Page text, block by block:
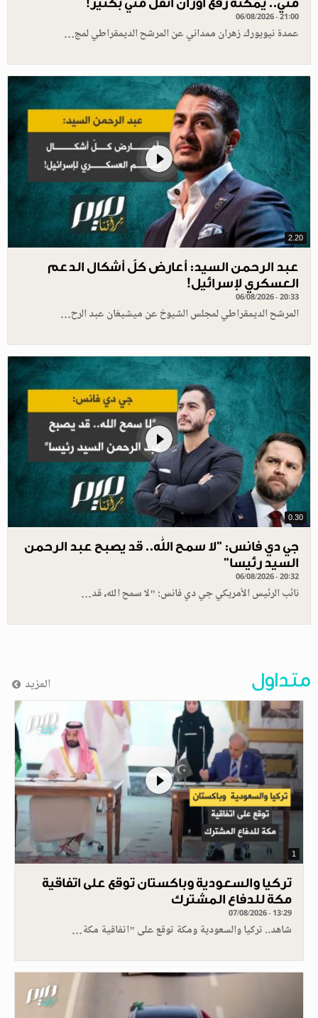
06/08/2026 - 21:00
عمدة نيويورك زهران ممداني عن المرشح الديمقراطي لمج…
2.20
عبد الرحمن السيد: أعارض كلّ أشكال الدعم
العسكري لإسرائيل!
06/08/2026 - 20:33
المرشح الديمقراطي لمجلس الشيوخ عن ميشيغان عبد الرح…
0.30
جي دي فانس: ”لا سمح الله.. قد يصبح عبد الرحمن
السيد رئيسا”
06/08/2026 - 20:32
نائب الرئيس الأمريكي جي دي فانس: "لا سمح الله، قد…
متداول المزيد
1
تركيا والسعودية وباكستان توقع على اتفاقية
مكة للدفاع المشترك
07/08/2026 - 13:29
شاهد.. تركيا والسعودية ومكة توقع على "اتفاقية مكة…